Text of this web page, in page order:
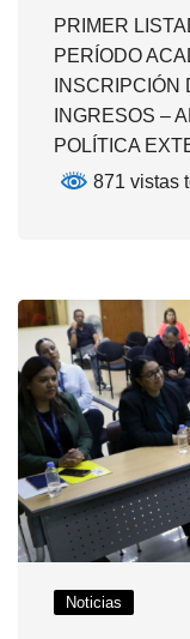
PRIMER
PERÍODO
INGRESOS –
POLÍTICA
871 vistas
Noticias